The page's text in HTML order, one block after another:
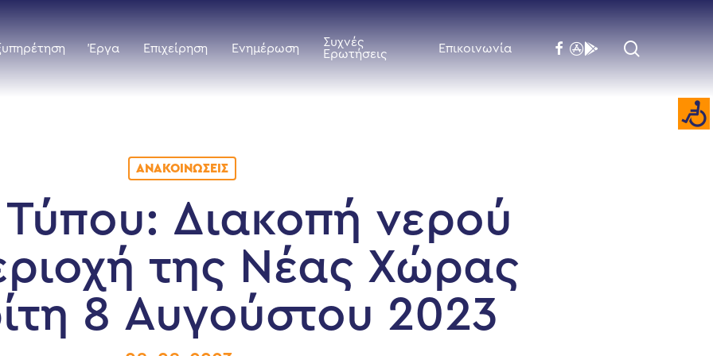
Έργα Επιχείρηση Ενημέρωση
Συχνές
Ερωτήσεις
Επικοινωνία facebook
flickrbehance
ΑΝΑΚΟΙΝΏΣΕΙΣ
Τύπου: Διακοπή νερού
της Νέας Χώρας
8 Αυγούστου 2023